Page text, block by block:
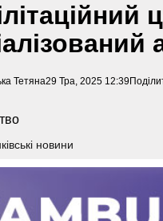
Тетяна29 Тра, 2025 12:39
новини